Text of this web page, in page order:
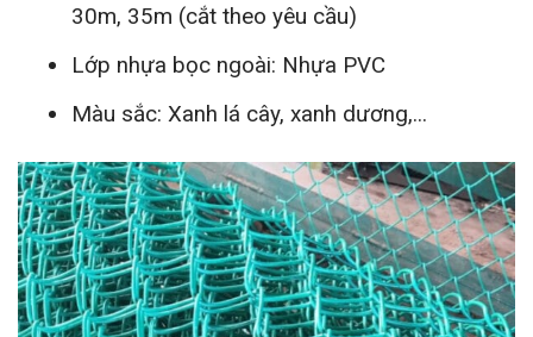
30m, 35m (cắt theo yêu cầu)
Lớp nhựa bọc ngoài: Nhựa PVC
Màu sắc: Xanh lá cây, xanh dương,...